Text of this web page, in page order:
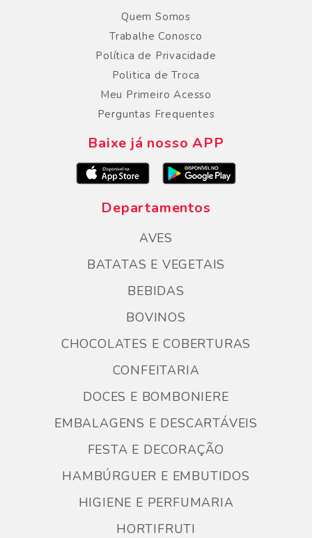
Quem Somos
Trabalhe Conosco
Política de Privacidade
Politica de Troca
Meu Primeiro Acesso
Perguntas Frequentes
Baixe já nosso APP
Departamentos
AVES
BATATAS E VEGETAIS
BEBIDAS
BOVINOS
CHOCOLATES E COBERTURAS
CONFEITARIA
DOCES E BOMBONIERE
EMBALAGENS E DESCARTÁVEIS
FESTA E DECORAÇÃO
HAMBÚRGUER E EMBUTIDOS
HIGIENE E PERFUMARIA
HORTIFRUTI